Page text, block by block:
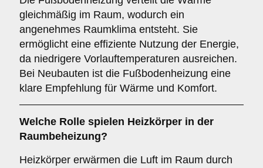
gleichmäßig im Raum, wodurch ein
angenehmes Raumklima entsteht. Sie
ermöglicht eine effiziente Nutzung der Energie,
da niedrigere Vorlauftemperaturen ausreichen.
Bei Neubauten ist die Fußbodenheizung eine
klare Empfehlung für Wärme und Komfort.
Welche Rolle spielen Heizkörper in der
Raumbeheizung?
Heizkörper erwärmen die Luft im Raum durch